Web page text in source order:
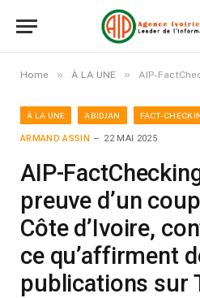
Home » À LA UNE » AIP-FactChecking/Aucune preuve
À LA UNE ABIDJAN FACT-
ARMAND ASSIN 22 MAI 2025
AIP-
preuve d’un
Côte d’Ivoire,
ce qu’affirment
publications sur